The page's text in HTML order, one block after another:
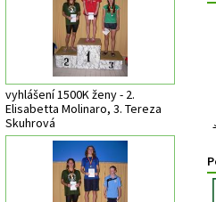
vyhlášení 1500K ženy - 2.
Elisabetta Molinaro, 3. Tereza
Skuhrová